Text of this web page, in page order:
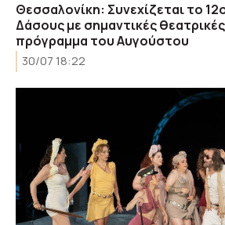
Θεσσαλονίκη: Συνεχίζεται το
Δάσους με σημαντικές
πρόγραμμα του Αυγούστου
30/07 18:22